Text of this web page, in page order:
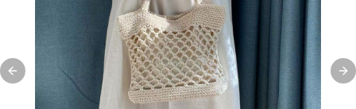
Previous slide